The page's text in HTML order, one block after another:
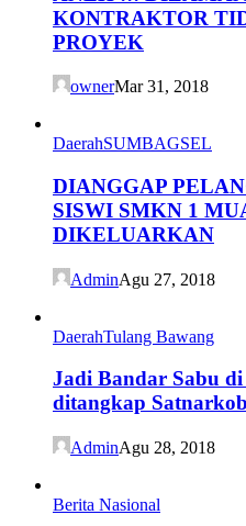
KONTRAKTOR
PROYEK
ownerMar 31, 2018
DaerahSUMBAGSEL
DIANGGAP
SISWI SMKN 1
DIKELUARKAN
AdminAgu 27, 2018
DaerahTulang Bawang
Jadi Bandar Sabu
ditangkap
AdminAgu 28, 2018
Berita Nasional